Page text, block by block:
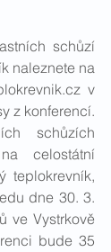
schůzí
naleznete na
v
z konferencí.
schůzích
celostátní
teplokrevník,
dne 30. 3.
ve Vystrkově
bude 35